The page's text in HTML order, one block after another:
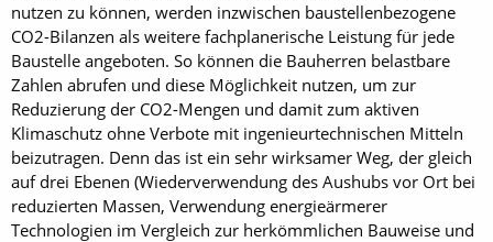
nutzen zu können, werden inzwischen baustellenbezogene
CO2-Bilanzen als weitere fachplanerische Leistung für jede
Baustelle angeboten. So können die Bauherren belastbare
Zahlen abrufen und diese Möglichkeit nutzen, um zur
Reduzierung der CO2-Mengen und damit zum aktiven
Klimaschutz ohne Verbote mit ingenieurtechnischen Mitteln
beizutragen. Denn das ist ein sehr wirksamer Weg, der gleich
auf drei Ebenen (Wiederverwendung des Aushubs vor Ort bei
reduzierten Massen, Verwendung energieärmerer
Technologien im Vergleich zur herkömmlichen Bauweise und